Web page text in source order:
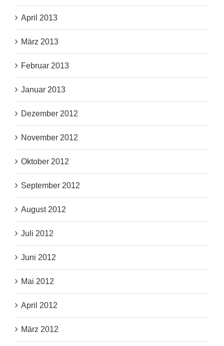
April 2013
März 2013
Februar 2013
Januar 2013
Dezember 2012
November 2012
Oktober 2012
September 2012
August 2012
Juli 2012
Juni 2012
Mai 2012
April 2012
März 2012